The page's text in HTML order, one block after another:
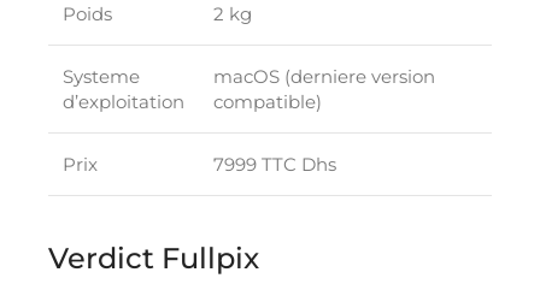
Poids 2 kg
Systeme
d’exploitation
macOS (derniere version
compatible)
Prix 7999 TTC Dhs
Verdict Fullpix